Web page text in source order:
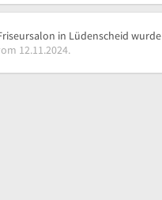
in Lüdenscheid
12.11.2024.